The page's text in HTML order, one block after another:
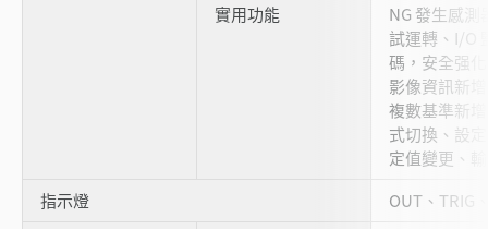
實用功能
NG 發生感測
試運轉、I/O
碼，安全强
影像資訊新
複數基準新
式切換、設
定值變更、
指示燈
OUT、TRIG